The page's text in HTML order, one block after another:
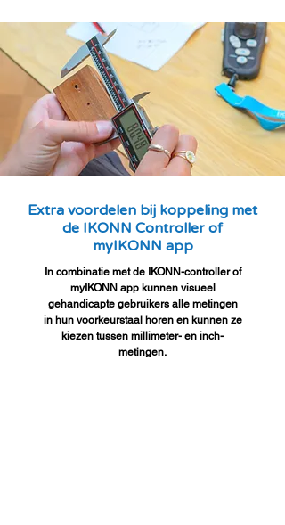
Extra voordelen bij koppeling met
de IKONN Controller of
myIKONN app
In combinatie met de IKONN-controller of
myIKONN app kunnen visueel
gehandicapte gebruikers alle metingen
in hun voorkeurstaal horen en kunnen ze
kiezen tussen millimeter- en inch-
metingen.